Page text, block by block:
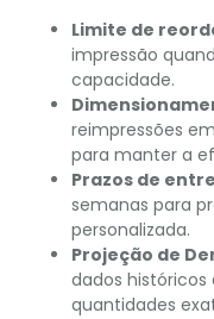
Limite de
impressão
capacidade.
reimpressões
para manter a
Prazos de
semanas para
personalizada.
Projeção de
dados
quantidades